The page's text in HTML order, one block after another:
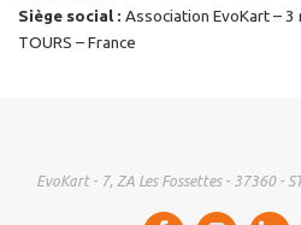
Siège social : Association EvoKart – 3
TOURS – France
EvoKart - 7, ZA Les Fossettes - 37360 -